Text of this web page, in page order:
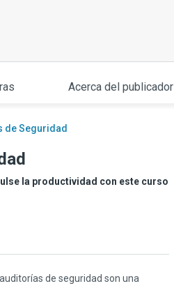
Acerca del publicador
de Seguridad
la productividad con este curso
de seguridad son una